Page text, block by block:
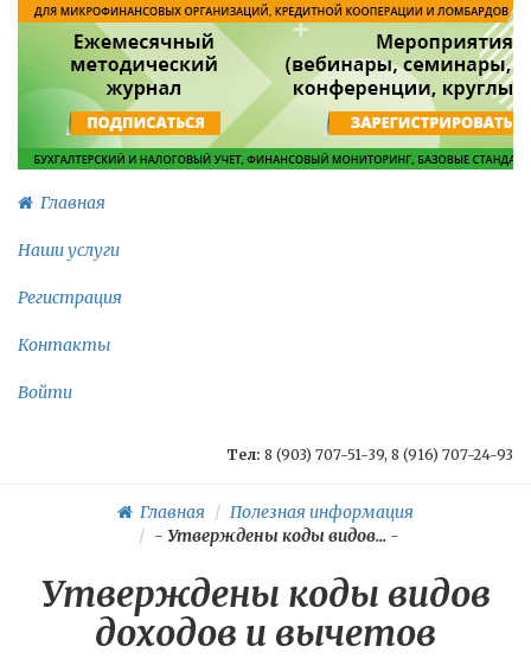
Главная
Наши услуги
Регистрация
Контакты
Войти
Тел: 8 (903) 707-51-39, 8 (916) 707-24-93
Главная
Полезная информация
- Утверждены коды видов...-
Утверждены коды видов
доходов и вычетов